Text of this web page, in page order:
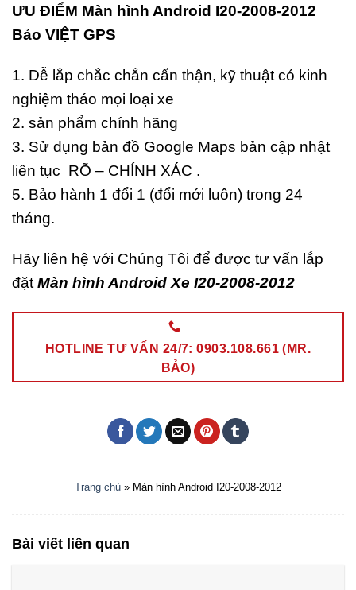
ƯU ĐIỂM Màn hình Android I20-2008-2012
Bảo VIỆT GPS
1. Dễ lắp chắc chắn cẩn thận, kỹ thuật có kinh
nghiệm tháo mọi loại xe
2. sản phẩm chính hãng
3. Sử dụng bản đồ Google Maps bản cập nhật
liên tục RÕ – CHÍNH XÁC .
5. Bảo hành 1 đổi 1 (đổi mới luôn) trong 24
tháng.
Hãy liên hệ với Chúng Tôi để được tư vấn lắp
đặt Màn hình Android Xe I20-2008-2012
HOTLINE TƯ VẤN 24/7: 0903.108.661 (MR.
BẢO)
Trang chủ » Màn hình Android I20-2008-2012
Bài viết liên quan